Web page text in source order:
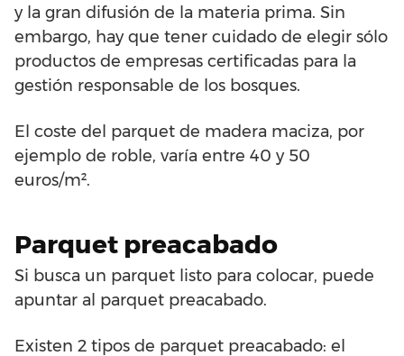
y la gran difusión de la materia prima. Sin
embargo, hay que tener cuidado de elegir sólo
productos de empresas certificadas para la
gestión responsable de los bosques.
El coste del parquet de madera maciza, por
ejemplo de roble, varía entre 40 y 50
euros/m².
Parquet preacabado
Si busca un parquet listo para colocar, puede
apuntar al parquet preacabado.
Existen 2 tipos de parquet preacabado: el